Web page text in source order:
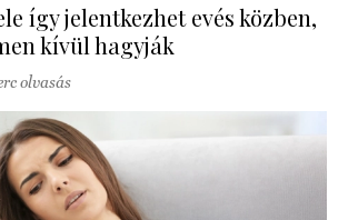
így jelentkezhet evés közben,
kívül hagyják
olvasás